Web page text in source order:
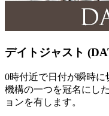
デイトジャスト
0時付近で日付が瞬時
機構の一つを冠名にし
ョンを有します。